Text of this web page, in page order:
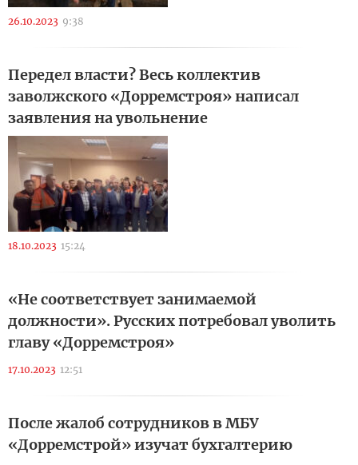
26.10.2023 9:38
Передел власти? Весь коллектив
заволжского «Дорремстроя» написал
заявления на увольнение
18.10.2023 15:24
«Не соответствует занимаемой
должности». Русских потребовал уволить
главу «Дорремстроя»
17.10.2023 12:51
После жалоб сотрудников в МБУ
«Дорремстрой» изучат бухгалтерию